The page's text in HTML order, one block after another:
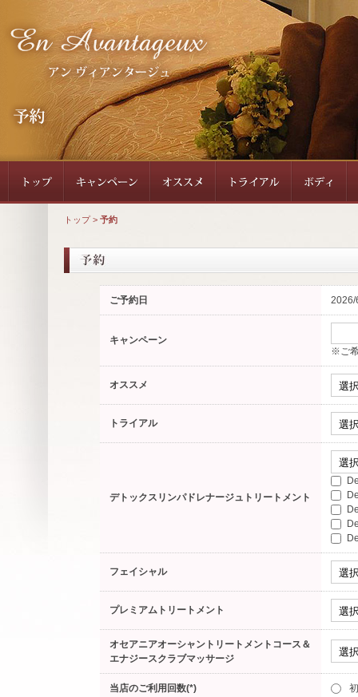
トップ> 予約
ご予約日 2026/
キャンペーン
※ご
オススメ
トライアル
デトックスリンパドレナージュトリートメント
フェイシャル
プレミアムトリートメント
オセアニアオーシャントリートメントコース＆
エナジースクラブマッサージ
当店のご利用回数(*)